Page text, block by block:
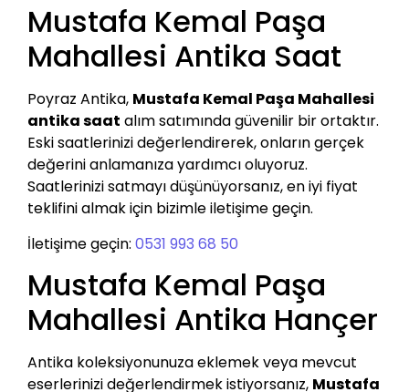
Mustafa Kemal Paşa
Mahallesi Antika Saat
Poyraz Antika, Mustafa Kemal Paşa Mahallesi
antika saat alım satımında güvenilir bir ortaktır.
Eski saatlerinizi değerlendirerek, onların gerçek
değerini anlamanıza yardımcı oluyoruz.
Saatlerinizi satmayı düşünüyorsanız, en iyi fiyat
teklifini almak için bizimle iletişime geçin.
İletişime geçin: 0531 993 68 50
Mustafa Kemal Paşa
Mahallesi Antika Hançer
Antika koleksiyonunuza eklemek veya mevcut
eserlerinizi değerlendirmek istiyorsanız, Mustafa